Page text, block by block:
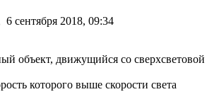
сентября 2018, 09:34
которого выше скорости света